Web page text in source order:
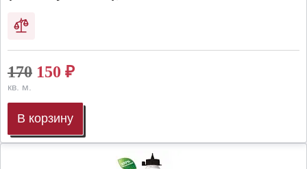
170 150 ₽
кв. м.
В корзину